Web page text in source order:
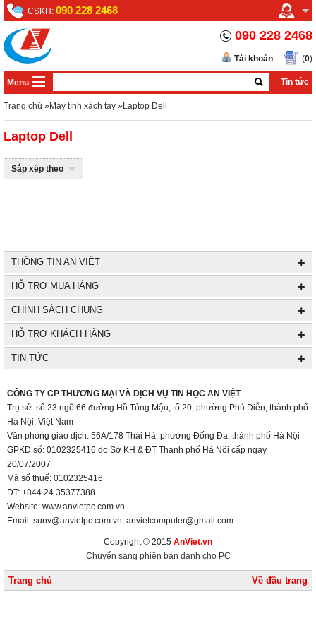
CSKH: 090 228 2468
090 228 2468
(0)
Tài khoản
Menu Tin tức
Trang chủ »Máy tính xách tay »Laptop Dell
Laptop Dell
Sắp xếp theo
THÔNG TIN AN VIỆT +
HỖ TRỢ MUA HÀNG +
CHÍNH SÁCH CHUNG +
HỖ TRỢ KHÁCH HÀNG +
TIN TỨC +
CÔNG TY CP THƯƠNG MẠI VÀ DỊCH VỤ TIN HỌC AN VIỆT
Trụ sở: số 23 ngõ 66 đường Hồ Tùng Mậu, tổ 20, phường Phú Diễn, thành phố
Hà Nội, Việt Nam
Văn phòng giao dịch: 56A/178 Thái Hà, phường Đống Đa, thành phố Hà Nội
GPKD số: 0102325416 do Sở KH & ĐT Thành phố Hà Nội cấp ngày
20/07/2007
Mã số thuế: 0102325416
ĐT: +844 24 35377388
Website: www.anvietpc.com.vn
Email: sunv@anvietpc.com.vn, anvietcomputer@gmail.com
Copyright © 2015 AnViet.vn
Chuyển sang phiên bản dành cho PC
Trang chủ Về đầu trang